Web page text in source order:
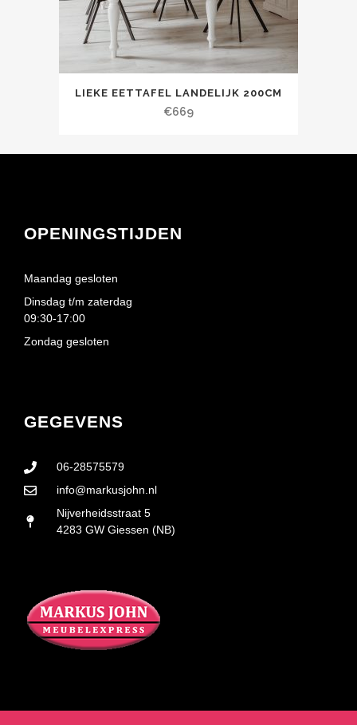
LIEKE EETTAFEL LANDELIJK 200CM
€669
GEGEVENS
06-28575579
info@markusjohn.nl
Nijverheidsstraat 5
4283 GW Giessen (NB)
OPENINGSTIJDEN
Maandag gesloten
Dinsdag t/m zaterdag
09:30-17:00
Zondag gesloten